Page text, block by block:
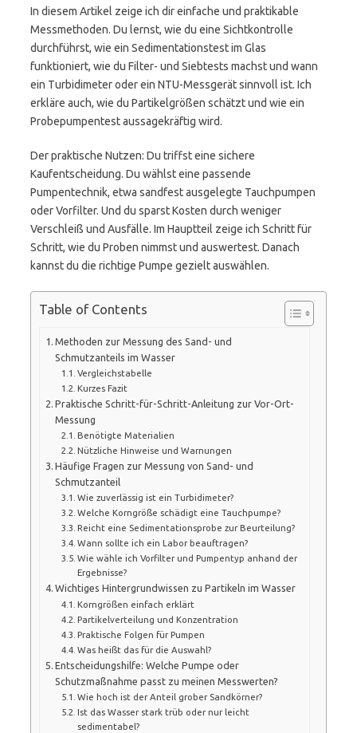
In diesem Artikel zeige ich dir einfache und praktikable
Messmethoden. Du lernst, wie du eine Sichtkontrolle
durchführst, wie ein Sedimentationstest im Glas
funktioniert, wie du Filter- und Siebtests machst und wann
ein Turbidimeter oder ein NTU-Messgerät sinnvoll ist. Ich
erkläre auch, wie du Partikelgrößen schätzt und wie ein
Probepumpentest aussagekräftig wird.
Der praktische Nutzen: Du triffst eine sichere
Kaufentscheidung. Du wählst eine passende
Pumpentechnik, etwa sandfest ausgelegte Tauchpumpen
oder Vorfilter. Und du sparst Kosten durch weniger
Verschleiß und Ausfälle. Im Hauptteil zeige ich Schritt für
Schritt, wie du Proben nimmst und auswertest. Danach
kannst du die richtige Pumpe gezielt auswählen.
Table of Contents
Methoden zur Messung des Sand- und
Schmutzanteils im Wasser
Vergleichstabelle
Kurzes Fazit
Praktische Schritt-für-Schritt-Anleitung zur Vor-Ort-
Messung
Benötigte Materialien
Nützliche Hinweise und Warnungen
Häufige Fragen zur Messung von Sand- und
Schmutzanteil
Wie zuverlässig ist ein Turbidimeter?
Welche Korngröße schädigt eine Tauchpumpe?
Reicht eine Sedimentationsprobe zur Beurteilung?
Wann sollte ich ein Labor beauftragen?
Wie wähle ich Vorfilter und Pumpentyp anhand der
Ergebnisse?
Wichtiges Hintergrundwissen zu Partikeln im Wasser
Korngrößen einfach erklärt
Partikelverteilung und Konzentration
Praktische Folgen für Pumpen
Was heißt das für die Auswahl?
Entscheidungshilfe: Welche Pumpe oder
Schutzmaßnahme passt zu meinen Messwerten?
Wie hoch ist der Anteil grober Sandkörner?
Ist das Wasser stark trüb oder nur leicht
sedimentabel?